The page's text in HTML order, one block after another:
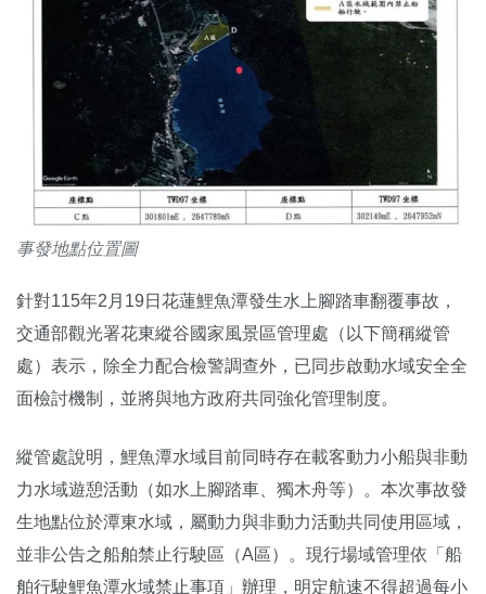
事發地點位置圖
針對115年2月19日花蓮鯉魚潭發生水上腳踏車翻覆事故，
交通部觀光署花東縱谷國家風景區管理處（以下簡稱縱管
處）表示，除全力配合檢警調查外，已同步啟動水域安全全
面檢討機制，並將與地方政府共同強化管理制度。
縱管處說明，鯉魚潭水域目前同時存在載客動力小船與非動
力水域遊憩活動（如水上腳踏車、獨木舟等）。本次事故發
生地點位於潭東水域，屬動力與非動力活動共同使用區域，
並非公告之船舶禁止行駛區（A區）。現行場域管理依「船
舶行駛鯉魚潭水域禁止事項」辦理，明定航速不得超過每小